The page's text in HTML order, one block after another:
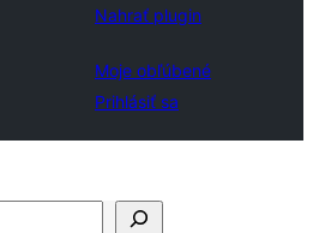
Nahrať plugin
Moje obľúbené
Prihlásiť sa